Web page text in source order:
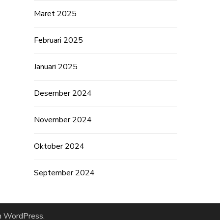
Maret 2025
Februari 2025
Januari 2025
Desember 2024
November 2024
Oktober 2024
September 2024
WordPress.